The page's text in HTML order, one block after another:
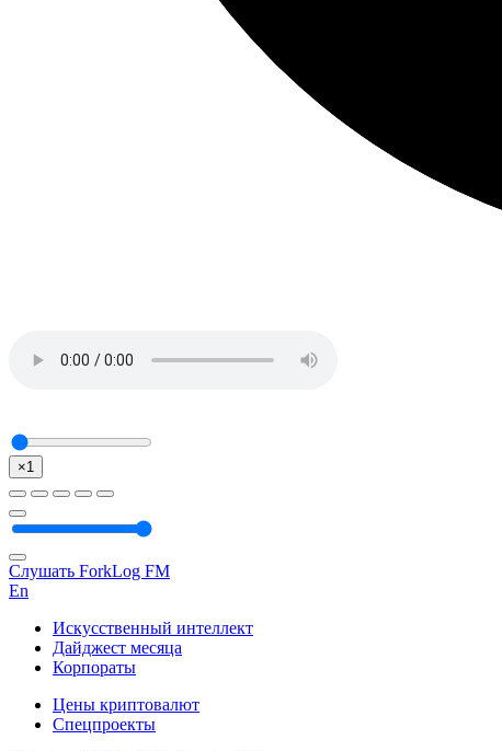
×1
Слушать ForkLog FM
En
Искусственный интеллект
Дайджест месяца
Корпораты
Цены криптовалют
Спецпроекты